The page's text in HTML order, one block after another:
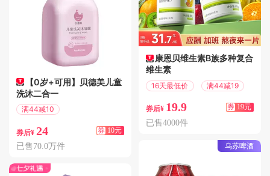
【0岁+可用】贝德美儿童
洗沐二合一
满44减10
券后¥ 24 券 10元
已售70.0万件
康恩贝维生素B族多种复合
维生素
16天最低价 满44减19
券后¥ 19.9 券 19元
已售4000件
乌苏啤酒